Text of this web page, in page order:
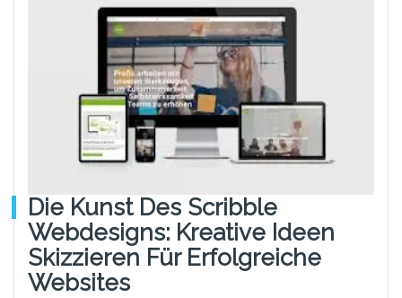
Die Kunst Des Scribble
Webdesigns: Kreative Ideen
Skizzieren Für Erfolgreiche
Websites